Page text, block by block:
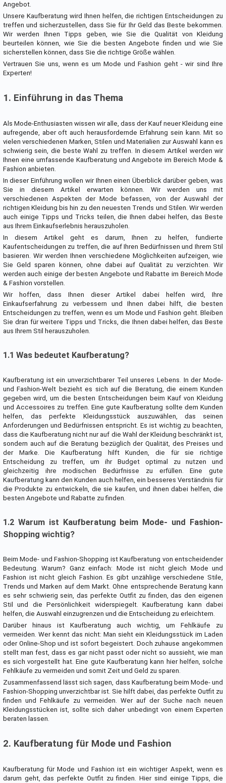
Angebot.
Unsere Kaufberatung wird Ihnen helfen, die richtigen Entscheidungen zu
treffen und sicherzustellen, dass Sie für Ihr Geld das Beste bekommen.
Wir werden Ihnen Tipps geben, wie Sie die Qualität von Kleidung
beurteilen können, wie Sie die besten Angebote finden und wie Sie
sicherstellen können, dass Sie die richtige Größe wählen.
Vertrauen Sie uns, wenn es um Mode und Fashion geht - wir sind Ihre
Experten!
1. Einführung in das Thema
Als Mode-Enthusiasten wissen wir alle, dass der Kauf neuer Kleidung eine
aufregende, aber oft auch herausfordernde Erfahrung sein kann. Mit so
vielen verschiedenen Marken, Stilen und Materialien zur Auswahl kann es
schwierig sein, die beste Wahl zu treffen. In diesem Artikel werden wir
Ihnen eine umfassende Kaufberatung und Angebote im Bereich Mode &
Fashion anbieten.
In dieser Einführung wollen wir Ihnen einen Überblick darüber geben, was
Sie in diesem Artikel erwarten können. Wir werden uns mit
verschiedenen Aspekten der Mode befassen, von der Auswahl der
richtigen Kleidung bis hin zu den neuesten Trends und Stilen. Wir werden
auch einige Tipps und Tricks teilen, die Ihnen dabei helfen, das Beste
aus Ihrem Einkaufserlebnis herauszuholen.
In diesem Artikel geht es darum, Ihnen zu helfen, fundierte
Kaufentscheidungen zu treffen, die auf Ihren Bedürfnissen und Ihrem Stil
basieren. Wir werden Ihnen verschiedene Möglichkeiten aufzeigen, wie
Sie Geld sparen können, ohne dabei auf Qualität zu verzichten. Wir
werden auch einige der besten Angebote und Rabatte im Bereich Mode
& Fashion vorstellen.
Wir hoffen, dass Ihnen dieser Artikel dabei helfen wird, Ihre
Einkaufserfahrung zu verbessern und Ihnen dabei hilft, die besten
Entscheidungen zu treffen, wenn es um Mode und Fashion geht. Bleiben
Sie dran für weitere Tipps und Tricks, die Ihnen dabei helfen, das Beste
aus Ihrem Stil herauszuholen.
1.1 Was bedeutet Kaufberatung?
Kaufberatung ist ein unverzichtbarer Teil unseres Lebens. In der Mode-
und Fashion-Welt bezieht es sich auf die Beratung, die einem Kunden
gegeben wird, um die besten Entscheidungen beim Kauf von Kleidung
und Accessoires zu treffen. Eine gute Kaufberatung sollte dem Kunden
helfen, das perfekte Kleidungsstück auszuwählen, das seinen
Anforderungen und Bedürfnissen entspricht. Es ist wichtig zu beachten,
dass die Kaufberatung nicht nur auf die Wahl der Kleidung beschränkt ist,
sondern auch auf die Beratung bezüglich der Qualität, des Preises und
der Marke. Die Kaufberatung hilft Kunden, die für sie richtige
Entscheidung zu treffen, um ihr Budget optimal zu nutzen und
gleichzeitig ihre modischen Bedürfnisse zu erfüllen. Eine gute
Kaufberatung kann den Kunden auch helfen, ein besseres Verständnis für
die Produkte zu entwickeln, die sie kaufen, und ihnen dabei helfen, die
besten Angebote und Rabatte zu finden.
1.2 Warum ist Kaufberatung beim Mode- und Fashion-
Shopping wichtig?
Beim Mode- und Fashion-Shopping ist Kaufberatung von entscheidender
Bedeutung. Warum? Ganz einfach: Mode ist nicht gleich Mode und
Fashion ist nicht gleich Fashion. Es gibt unzählige verschiedene Stile,
Trends und Marken auf dem Markt. Ohne entsprechende Beratung kann
es sehr schwierig sein, das perfekte Outfit zu finden, das den eigenen
Stil und die Persönlichkeit widerspiegelt. Kaufberatung kann dabei
helfen, die Auswahl einzugrenzen und die Entscheidung zu erleichtern.
Darüber hinaus ist Kaufberatung auch wichtig, um Fehlkäufe zu
vermeiden. Wer kennt das nicht: Man sieht ein Kleidungsstück im Laden
oder Online-Shop und ist sofort begeistert. Doch zuhause angekommen
stellt man fest, dass es gar nicht passt oder nicht so aussieht, wie man
es sich vorgestellt hat. Eine gute Kaufberatung kann hier helfen, solche
Fehlkäufe zu vermeiden und somit Zeit und Geld zu sparen.
Zusammenfassend lässt sich sagen, dass Kaufberatung beim Mode- und
Fashion-Shopping unverzichtbar ist. Sie hilft dabei, das perfekte Outfit zu
finden und Fehlkäufe zu vermeiden. Wer auf der Suche nach neuen
Kleidungsstücken ist, sollte sich daher unbedingt von einem Experten
beraten lassen.
2. Kaufberatung für Mode und Fashion
Kaufberatung für Mode und Fashion ist ein wichtiger Aspekt, wenn es
darum geht, das perfekte Outfit zu finden. Hier sind einige Tipps, die